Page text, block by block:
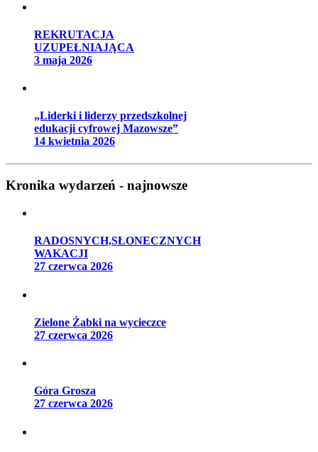
REKRUTACJA
UZUPEŁNIAJĄCA
3 maja 2026
„Liderki i liderzy przedszkolnej
edukacji cyfrowej Mazowsze”
14 kwietnia 2026
Kronika wydarzeń - najnowsze
RADOSNYCH,SŁONECZNYCH
WAKACJI
27 czerwca 2026
Zielone Żabki na wycieczce
27 czerwca 2026
Góra Grosza
27 czerwca 2026